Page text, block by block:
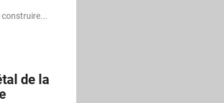
construire...
de la